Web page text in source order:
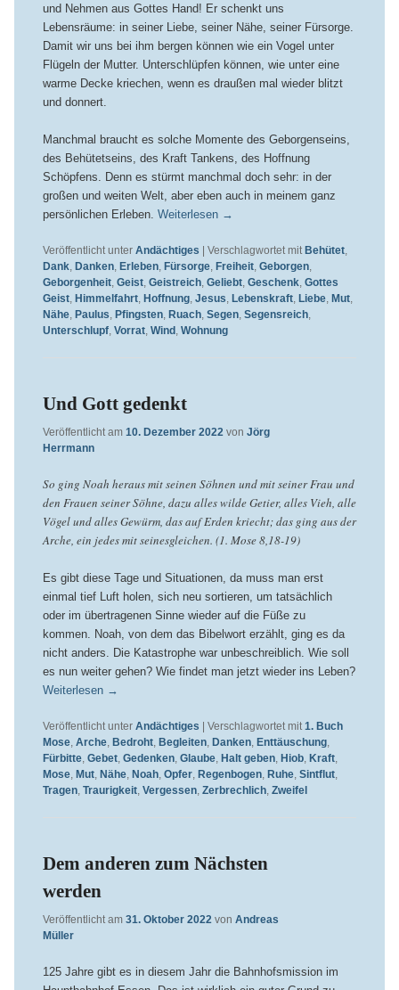
und Nehmen aus Gottes Hand! Er schenkt uns
Lebensräume: in seiner Liebe, seiner Nähe, seiner Fürsorge.
Damit wir uns bei ihm bergen können wie ein Vogel unter
Flügeln der Mutter. Unterschlüpfen können, wie unter eine
warme Decke kriechen, wenn es draußen mal wieder blitzt
und donnert.
Manchmal braucht es solche Momente des Geborgenseins,
des Behütetseins, des Kraft Tankens, des Hoffnung
Schöpfens. Denn es stürmt manchmal doch sehr: in der
großen und weiten Welt, aber eben auch in meinem ganz
persönlichen Erleben. Weiterlesen →
Veröffentlicht unter Andächtiges Verschlagwortet mit Behütet,
Dank, Danken, Erleben, Fürsorge, Freiheit, Geborgen,
Geborgenheit, Geist, Geistreich, Geliebt, Geschenk, Gottes
Geist, Himmelfahrt, Hoffnung, Jesus, Lebenskraft, Liebe, Mut,
Nähe, Paulus, Pfingsten, Ruach, Segen, Segensreich,
Unterschlupf, Vorrat, Wind , Wohnung
Und Gott gedenkt
Veröffentlicht am 10. Dezember 2022 von Jörg
Herrmann
So ging Noah heraus mit seinen Söhnen und mit seiner Frau und
den Frauen seiner Söhne, dazu alles wilde Getier, alles Vieh, alle
Vögel und alles Gewürm, das auf Erden kriecht; das ging aus der
Arche, ein jedes mit seinesgleichen. (1. Mose 8,18-19)
Es gibt diese Tage und Situationen, da muss man erst
einmal tief Luft holen, sich neu sortieren, um tatsächlich
oder im übertragenen Sinne wieder auf die Füße zu
kommen. Noah, von dem das Bibelwort erzählt, ging es da
nicht anders. Die Katastrophe war unbeschreiblich. Wie soll
es nun weiter gehen? Wie findet man jetzt wieder ins Leben?
Weiterlesen →
Veröffentlicht unter Andächtiges Verschlagwortet mit 1. Buch
Mose, Arche, Bedroht, Begleiten, Danken, Enttäuschung,
Fürbitte, Gebet, Gedenken, Glaube, Halt geben, Hiob, Kraft,
Mose, Mut, Nähe, Noah, Opfer, Regenbogen, Ruhe, Sintflut,
Tragen, Traurigkeit, Vergessen, Zerbrechlich, Zweifel
Dem anderen zum Nächsten
werden
Veröffentlicht am 31. Oktober 2022 von Andreas
Müller
125 Jahre gibt es in diesem Jahr die Bahnhofsmission im